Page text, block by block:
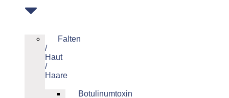
Falten
/
Haut
/
Haare
Botulinumtoxin